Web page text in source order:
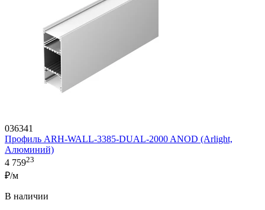
036341
Профиль ARH-WALL-3385-DUAL-2000 ANOD (Arlight,
Алюминий)
4 75923
₽/м
В наличии